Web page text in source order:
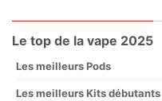
Le top de la vape 2025
Les meilleurs Pods
Les meilleurs Kits débutants